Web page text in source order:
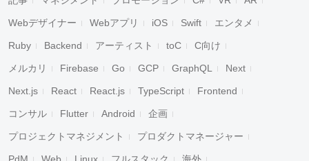
Webデザイナー Webアプリ iOS Swift エンタメ
Ruby Backend アーティスト toC C向け
メルカリ Firebase Go GCP GraphQL Next
Next.js React React.js TypeScript Frontend
コンサル Flutter Android 企画
プロジェクトマネジメント プロダクトマネージャー